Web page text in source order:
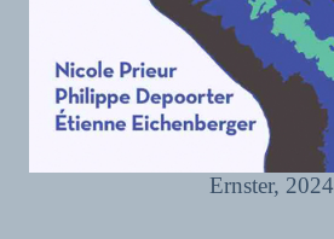
Ernster, 2024